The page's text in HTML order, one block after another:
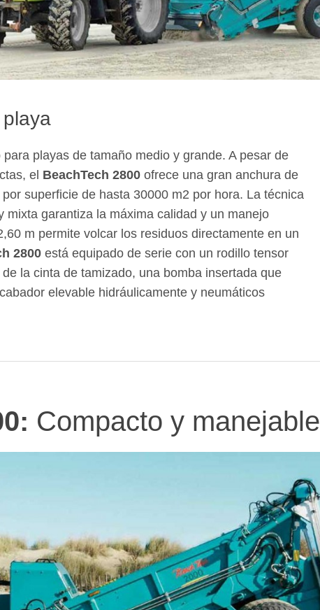
playas de tamaño medio y grande. A pesar de
el BeachTech 2800 ofrece una gran anchura de
superficie de hasta 30000 m2 por hora. La técnica
mixta garantiza la máxima calidad y un manejo
m permite volcar los residuos directamente en un
2800 está equipado de serie con un rodillo tensor
la cinta de tamizado, una bomba insertada que
elevable hidráulicamente y neumáticos
Compacto y manejable